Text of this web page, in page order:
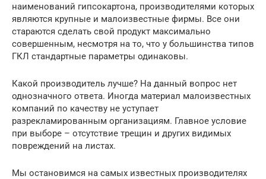
наименований гипсокартона, производителями которых
являются крупные и малоизвестные фирмы. Все они
стараются сделать свой продукт максимально
совершенным, несмотря на то, что у большинства типов
ГКЛ стандартные параметры одинаковы.
Какой производитель лучше? На данный вопрос нет
однозначного ответа. Иногда материал малоизвестных
компаний по качеству не уступает
разрекламированным организациям. Главное условие
при выборе – отсутствие трещин и других видимых
повреждений на листах.
Мы остановимся на самых известных производителях